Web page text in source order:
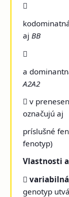

aj BB

a
A2A2
 v
označujú aj
príslušné
fenotyp)
Vlastnosti

genotyp